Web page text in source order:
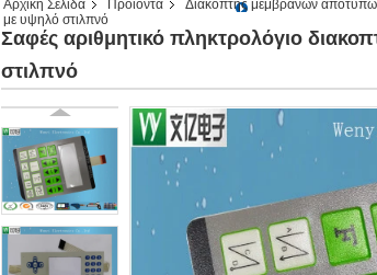
Αρχική Σελίδα Προϊόντα Διακόπτης μεμβρανών
με υψηλό στιλπνό
Σαφές αριθμητικό πληκτρολόγιο
στιλπνό